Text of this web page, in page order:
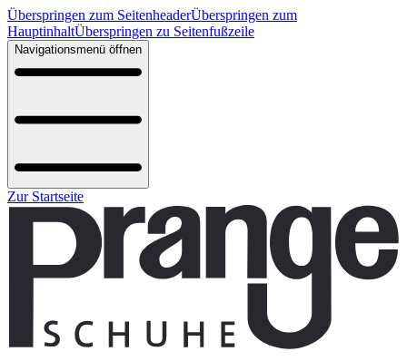
Überspringen zum SeitenheaderÜberspringen zum
HauptinhaltÜberspringen zu Seitenfußzeile
Navigationsmenü öffnen
Zur Startseite